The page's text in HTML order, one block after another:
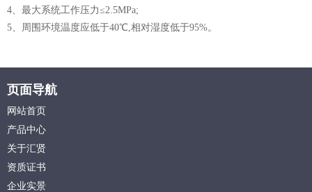
4、最大系统工作压力≤2.5MPa;
5、周围环境温度应低于40℃,相对湿度低于95%。
页面导航
网站首页
产品中心
关于汇贤
资质证书
企业实景